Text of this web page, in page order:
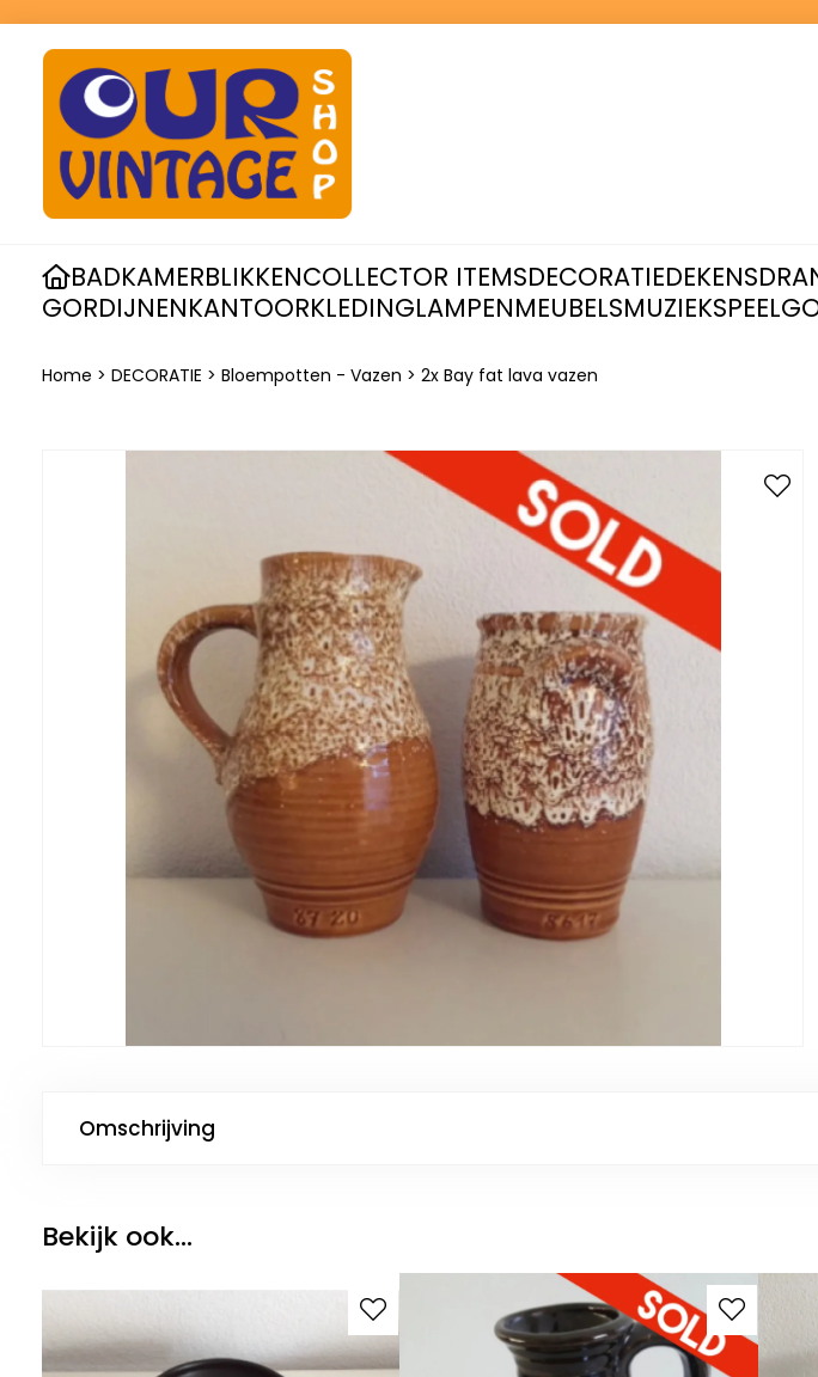
BADKAMERBLIKKENCOLLECTOR ITEMSDECORATIEDEKENS
GORDIJNENKANTOORKLEDINGLAMPENMEUBELSMUZIEK
Home > DECORATIE > Bloempotten - Vazen > 2x Bay fat lava vazen
Omschrijving
Bekijk ook...